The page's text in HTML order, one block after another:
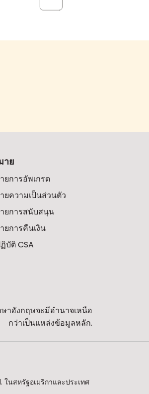
าย
ยการอัพเกรด
ยความเป็นส่วนตัว
ยการสนับสนุน
ยการคืนเงิน
บัติ CSA
าอังกฤษจะมีอำนาจเหนือ
กว่าเป็นแหล่งข้อมูลหลัก.
นสหรัฐอเมริกาและประเทศ